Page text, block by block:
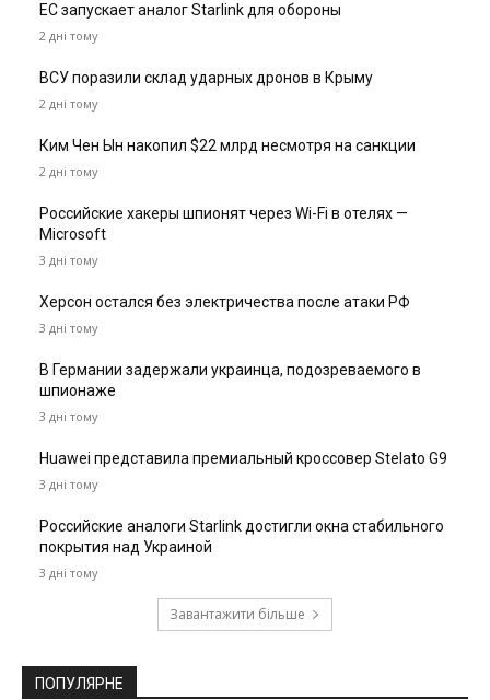
ЕС запускает аналог Starlink для обороны
2 дні тому
ВСУ поразили склад ударных дронов в Крыму
2 дні тому
Ким Чен Ын накопил $22 млрд несмотря на санкции
2 дні тому
Российские хакеры шпионят через Wi-Fi в отелях —
Microsoft
3 дні тому
Херсон остался без электричества после атаки РФ
3 дні тому
В Германии задержали украинца, подозреваемого в
шпионаже
3 дні тому
Huawei представила премиальный кроссовер Stelato G9
3 дні тому
Российские аналоги Starlink достигли окна стабильного
покрытия над Украиной
3 дні тому
Завантажити більше
ПОПУЛЯРНЕ